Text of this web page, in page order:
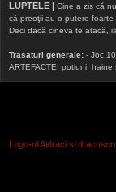
LUPTELE | Cine a zis că
că preoţii au o putere
Deci dacă cineva te atacă,
Trasaturi generale: - Joc
ARTEFACTE, potiuni,
Logo-ul Aidraci si